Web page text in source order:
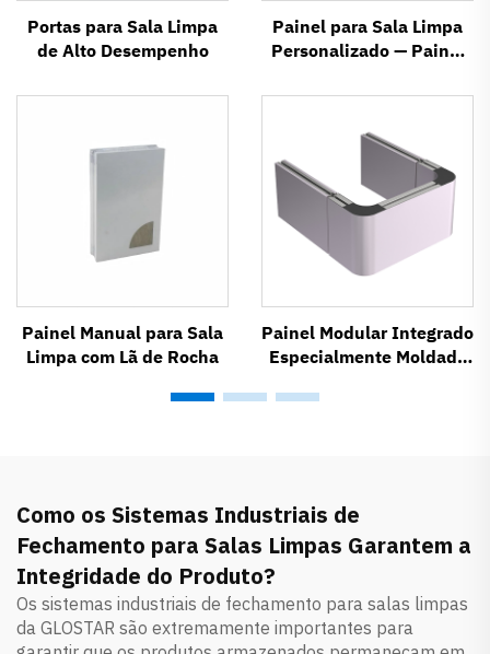
Portas para Sala Limpa
de Alto Desempenho
Painel para Sala Limpa
Personalizado — Painel
Painel Manual para Sala
Limpa com Lã de Rocha
Painel Modular Integrado
Especialmente Moldado
Como os Sistemas Industriais de
Fechamento para Salas Limpas Garantem a
Integridade do Produto?
Os sistemas industriais de fechamento para salas limpas
da GLOSTAR são extremamente importantes para